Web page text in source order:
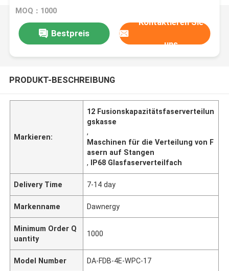
MOQ：1000
Bestpreis
Kontaktieren Sie
uns
PRODUKT-BESCHREIBUNG
Markieren:
12 Fusionskapazitätsfaserverteilun
gskasse
,
Maschinen für die Verteilung von F
asern auf Stangen
, IP68 Glasfaserverteilfach
Delivery Time 7-14 day
Markenname Dawnergy
Minimum Order Q
uantity
1000
Model Number DA-FDB-4E-WPC-17